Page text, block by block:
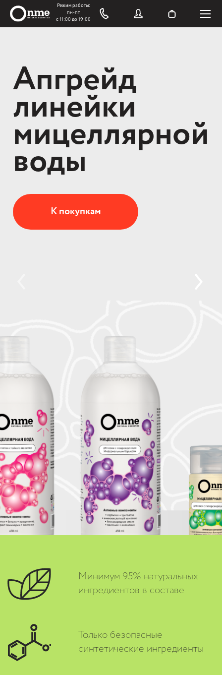
Апгрейд
линейки
мицеллярной
воды
К покупкам
Минимум 95% натуральных
ингредиентов в составе
Только безопасные
синтетические ингредиенты